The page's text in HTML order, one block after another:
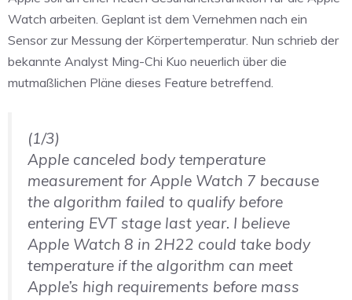
Watch arbeiten. Geplant ist dem Vernehmen nach ein
Sensor zur Messung der Körpertemperatur. Nun schrieb der
bekannte Analyst Ming-Chi Kuo neuerlich über die
mutmaßlichen Pläne dieses Feature betreffend.
(1/3)
Apple canceled body temperature
measurement for Apple Watch 7 because
the algorithm failed to qualify before
entering EVT stage last year. I believe
Apple Watch 8 in 2H22 could take body
temperature if the algorithm can meet
Apple’s high requirements before mass